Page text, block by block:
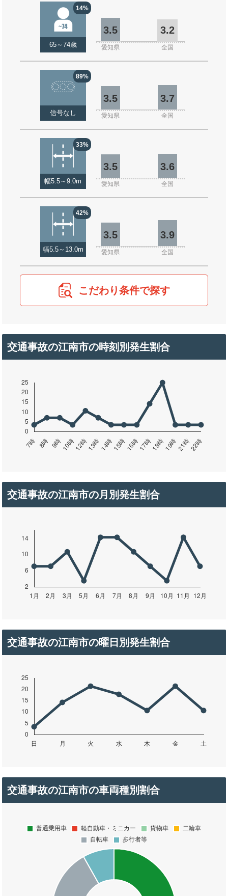
14%
65～74歳
3.5 3.2
愛知県 全国
89%
信号なし
3.5 3.7
愛知県 全国
33%
幅5.5～9.0m
3.5 3.6
愛知県 全国
42%
幅5.5～13.0m
3.5 3.9
愛知県 全国
こだわり条件で探す
交通事故の江南市の時刻別発生割合
交通事故の江南市の月別発生割合
交通事故の江南市の曜日別発生割合
交通事故の江南市の車両種別割合